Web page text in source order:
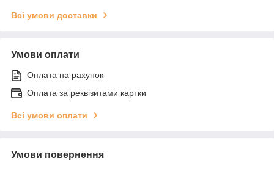
Всі умови доставки
Умови оплати
Оплата на рахунок
Оплата за реквізитами картки
Всі умови оплати
Умови повернення